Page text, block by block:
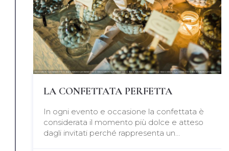
LA CONFETTATA PERFETTA
In ogni evento e occasione la confettata è
considerata il momento più dolce e atteso
dagli invitati perché rappresenta un…